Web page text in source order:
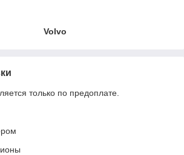
Volvo
только по предоплате.